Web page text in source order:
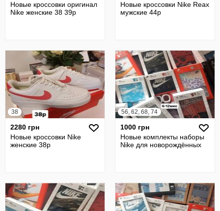
Новые кроссовки оригинал
Nike женские 38 39р
Новые кроссовки Nike Reax
мужские 44р
38
2280 грн
Новые кроссовки Nike
женские 38р
56, 62, 68, 74
1000 грн
Новые комплекты наборы
Nike для новорождённых